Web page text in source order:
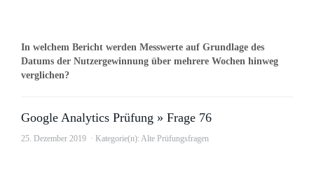
In welchem Bericht werden Messwerte auf Grundlage des
Datums der Nutzergewinnung über mehrere Wochen hinweg
verglichen?
Google Analytics Prüfung » Frage 76
25. Dezember 2019 Kategorie(n): Alte Prüfungsfragen